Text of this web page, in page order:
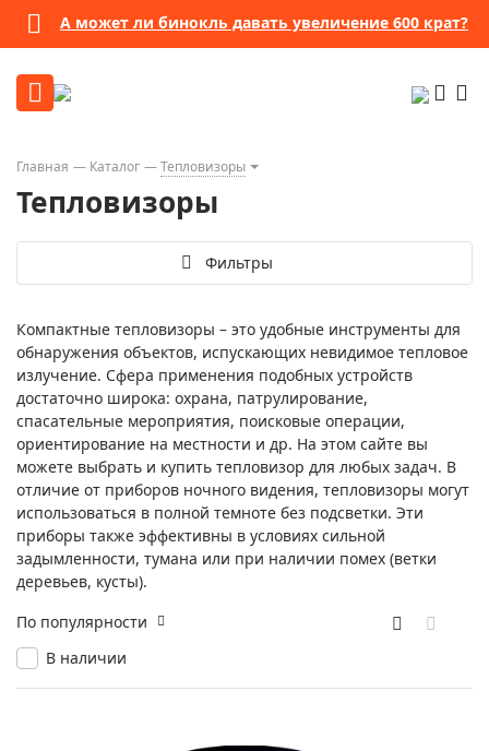
А может ли бинокль давать увеличение 600 крат?
Главная Каталог Тепловизоры
Тепловизоры
Фильтры
Компактные тепловизоры – это удобные инструменты для
обнаружения объектов, испускающих невидимое тепловое
излучение. Сфера применения подобных устройств
достаточно широка: охрана, патрулирование,
спасательные мероприятия, поисковые операции,
ориентирование на местности и др. На этом сайте вы
можете выбрать и купить тепловизор для любых задач. В
отличие от приборов ночного видения, тепловизоры могут
использоваться в полной темноте без подсветки. Эти
приборы также эффективны в условиях сильной
задымленности, тумана или при наличии помех (ветки
деревьев, кусты).
В наличии
По популярности